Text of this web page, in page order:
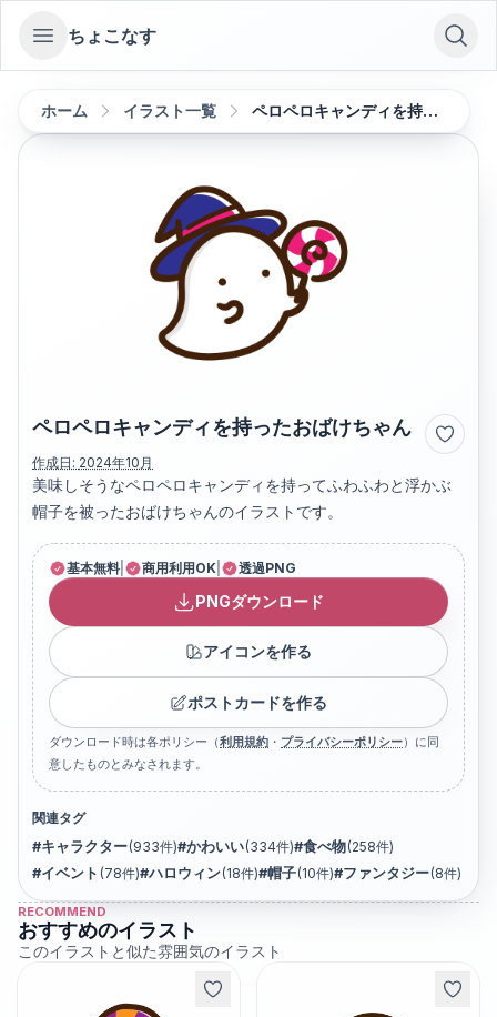
Open sidebar
ちょこなす
ホーム イラスト一覧 ペロペロキャンディを持ったおばけちゃん
ペロペロキャンディを持ったおばけちゃん
作成日: 2024年10月
美味しそうなペロペロキャンディを持ってふわふわと浮かぶ
帽子を被ったおばけちゃんのイラストです。
基本無料 商用利用OK 透過PNG
PNGダウンロード
アイコンを作る
ポストカードを作る
ダウンロード時は各ポリシー（利用規約 ・ プライバシーポリシー）に同
意したものとみなされます。
関連タグ
#キャラクター(933件)#かわいい(334件)#食べ物(258件)
#イベント (78件)#ハロウィン(18件)#帽子(10件)#ファンタジー(8件)
RECOMMEND
おすすめのイラスト
このイラストと似た雰囲気のイラスト